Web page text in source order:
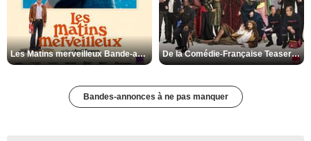
Les Matins merveilleux Bande-annonce VF De la Comédie-Française Teaser VF
Bandes-annonces à ne pas manquer